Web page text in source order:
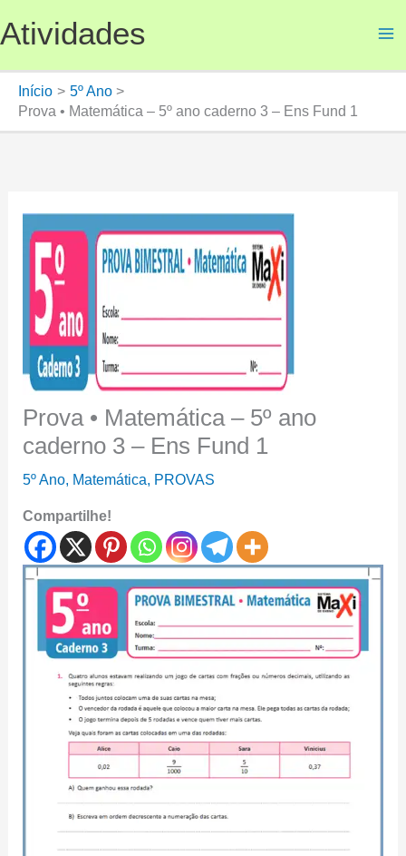
para
conteúdo
Atividades
Início
5º Ano
Prova • Matemática – 5º ano caderno 3 – Ens Fund 1
Prova • Matemática – 5º ano
caderno 3 – Ens Fund 1
5º Ano, Matemática, PROVAS
Compartilhe!